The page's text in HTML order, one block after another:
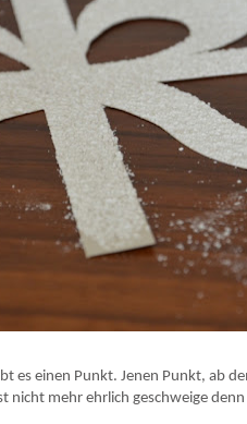
es einen Punkt. Jenen Punkt, ab
nicht mehr ehrlich geschweige